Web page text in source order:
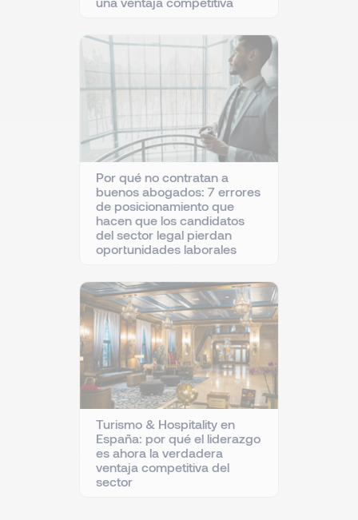
Por qué no contratan a
buenos abogados: 7 errores
de posicionamiento que
hacen que los candidatos
del sector legal pierdan
oportunidades laborales
Turismo & Hospitality en
España: por qué el liderazgo
es ahora la verdadera
ventaja competitiva del
sector